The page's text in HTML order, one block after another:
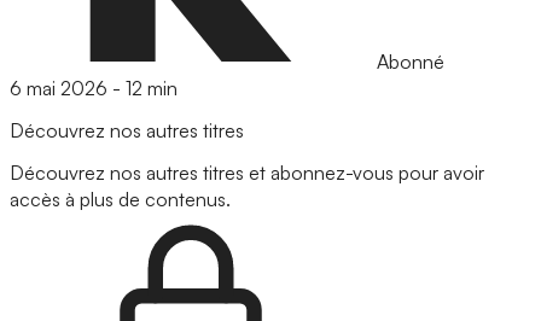
Abonné
6 mai 2026 - 12 min
Découvrez nos autres titres
Découvrez nos autres titres et abonnez-vous pour avoir
accès à plus de contenus.